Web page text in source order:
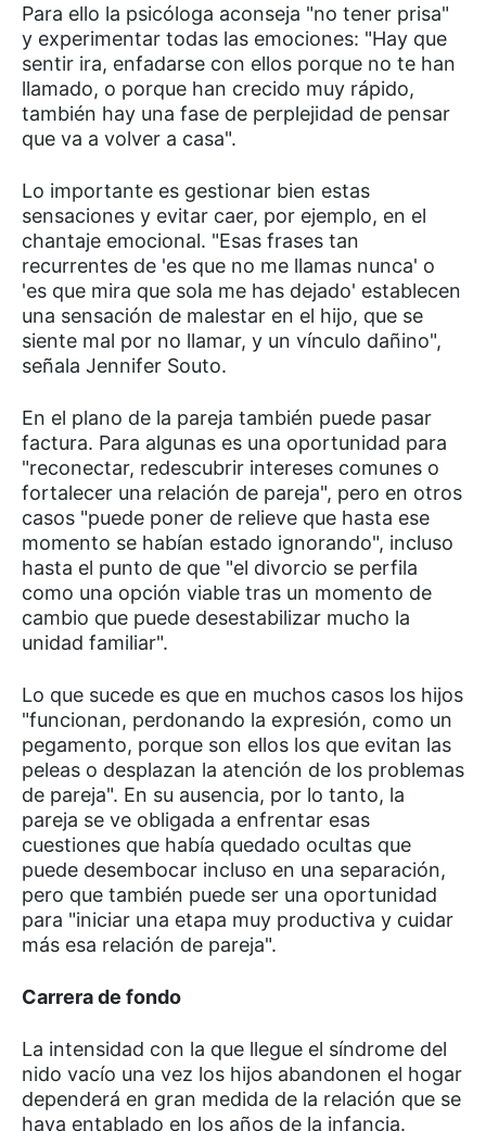
Para ello la psicóloga aconseja "no tener prisa"
y experimentar todas las emociones: "Hay que
sentir ira, enfadarse con ellos porque no te han
llamado, o porque han crecido muy rápido,
también hay una fase de perplejidad de pensar
que va a volver a casa".
Lo importante es gestionar bien estas
sensaciones y evitar caer, por ejemplo, en el
chantaje emocional. "Esas frases tan
recurrentes de 'es que no me llamas nunca' o
'es que mira que sola me has dejado' establecen
una sensación de malestar en el hijo, que se
siente mal por no llamar, y un vínculo dañino",
señala Jennifer Souto.
En el plano de la pareja también puede pasar
factura. Para algunas es una oportunidad para
"reconectar, redescubrir intereses comunes o
fortalecer una relación de pareja", pero en otros
casos "puede poner de relieve que hasta ese
momento se habían estado ignorando", incluso
hasta el punto de que "el divorcio se perfila
como una opción viable tras un momento de
cambio que puede desestabilizar mucho la
unidad familiar".
Lo que sucede es que en muchos casos los hijos
"funcionan, perdonando la expresión, como un
pegamento, porque son ellos los que evitan las
peleas o desplazan la atención de los problemas
de pareja". En su ausencia, por lo tanto, la
pareja se ve obligada a enfrentar esas
cuestiones que había quedado ocultas que
puede desembocar incluso en una separación,
pero que también puede ser una oportunidad
para "iniciar una etapa muy productiva y cuidar
más esa relación de pareja".
Carrera de fondo
La intensidad con la que llegue el síndrome del
nido vacío una vez los hijos abandonen el hogar
dependerá en gran medida de la relación que se
haya entablado en los años de la infancia.